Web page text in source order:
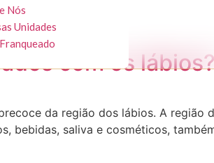
Nós
Unidades
com os
da região dos lábios. A região
bebidas, saliva e cosméticos,